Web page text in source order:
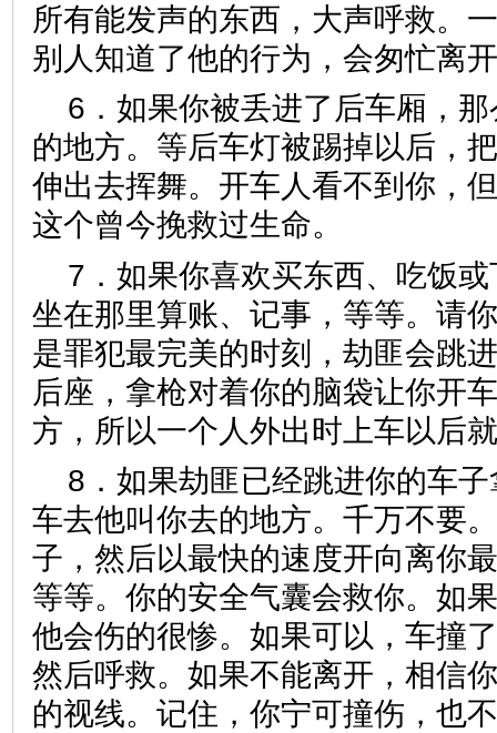
所有能发声的东西，大声呼救。
别人知道了他的行为，会匆忙离
6．如果你被丢进了后车厢，
的地方。等后车灯被踢掉以后，
伸出去挥舞。开车人看不到你，
这个曾今挽救过生命。
7．如果你喜欢买东西、吃饭
坐在那里算账、记事，等等。请
是罪犯最完美的时刻，劫匪会跳
后座，拿枪对着你的脑袋让你开
方，所以一个人外出时上车以后
8．如果劫匪已经跳进你的车
车去他叫你去的地方。千万不要
子，然后以最快的速度开向离你
等等。你的安全气囊会救你。如
他会伤的很惨。如果可以，车撞
然后呼救。如果不能离开，相信
的视线。记住，你宁可撞伤，也